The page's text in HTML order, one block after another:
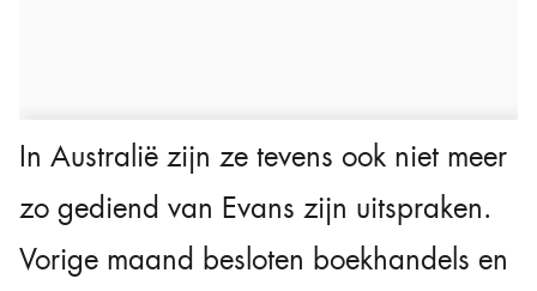
In Australië zijn ze tevens ook niet meer
zo gediend van Evans zijn uitspraken.
Vorige maand besloten boekhandels en